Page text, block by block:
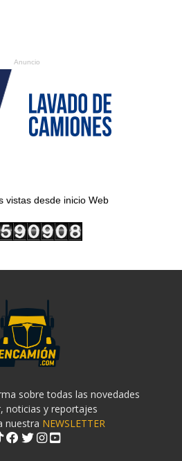
Anuncio
vistas desde inicio Web
sobre todas las novedades
noticias y reportajes
nuestra NEWSLETTER